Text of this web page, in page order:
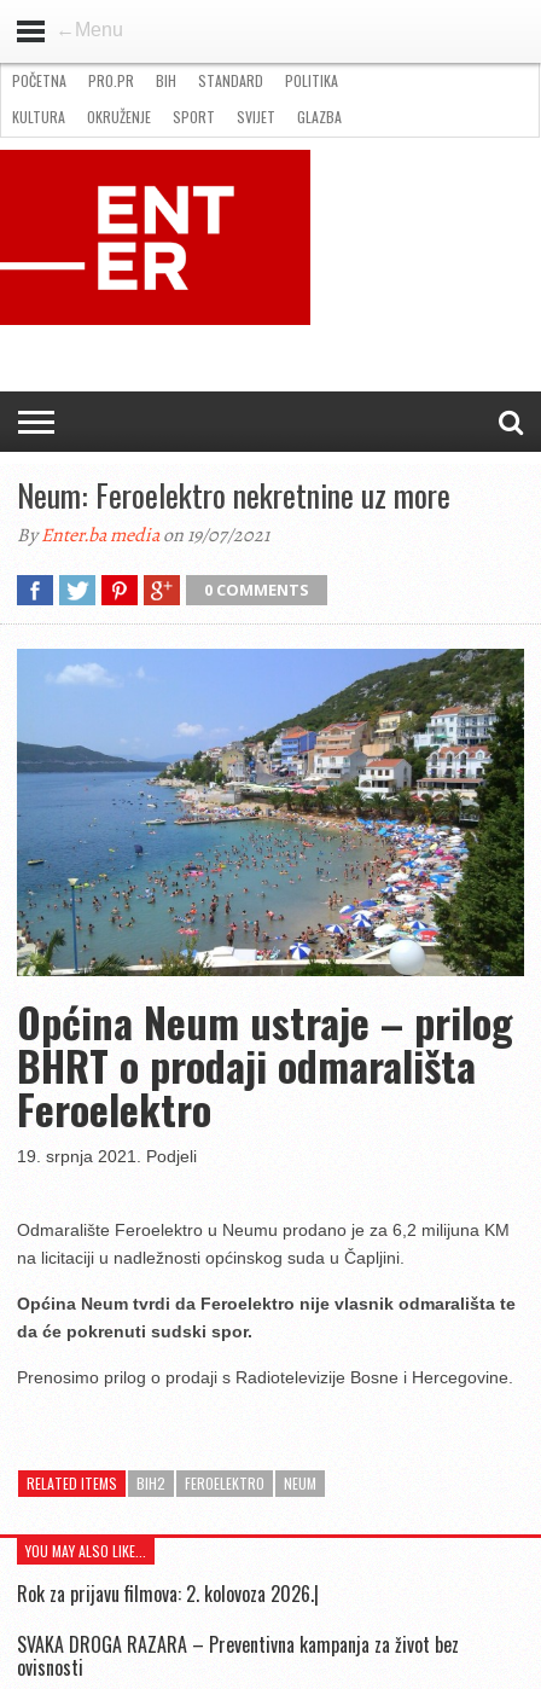
←Menu
STANDARD
GOSPODARSTVO
OKRUŽENJE
POČETNA PRO.PR BIH STANDARD
POLITIKA
KULTURA
OKRUŽENJE SPORT SVIJET
GLAZBA
NATJEČAJI
FILMING LOCATION IN BH KONTAKT
Neum: Feroelektro nekretnine uz more
ByEnter.ba mediaon 19/07/2021
0 COMMENTS
Općina Neum ustraje – prilog
BHRT o prodaji odmarališta
Feroelektro
19. srpnja 2021. Podjeli
Odmaralište Feroelektro u Neumu prodano je za 6,2 milijuna KM
na licitaciji u nadležnosti općinskog suda u Čapljini.
Općina Neum tvrdi da Feroelektro nije vlasnik odmarališta te
da će pokrenuti sudski spor.
Prenosimo prilog o prodaji s Radiotelevizije Bosne i Hercegovine.
RELATED ITEMS BIH2 FEROELEKTRO NEUM
YOU MAY ALSO LIKE...
Rok za prijavu filmova: 2. kolovoza 2026.|
SVAKA DROGA RAZARA – Preventivna kampanja za život bez
ovisnosti